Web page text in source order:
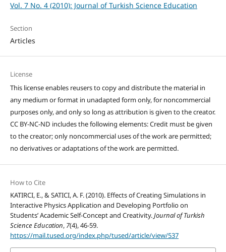
Vol. 7 No. 4 (2010): Journal of Turkish Science Education
Section
Articles
License
This license enables reusers to copy and distribute the material in
any medium or format in unadapted form only, for noncommercial
purposes only, and only so long as attribution is given to the creator.
CC BY-NC-ND includes the following elements: Credit must be given
to the creator; only noncommercial uses of the work are permitted;
no derivatives or adaptations of the work are permitted.
How to Cite
KATIRCI, E., & SATICI, A. F. (2010). Effects of Creating Simulations in
Interactive Physics Application and Developing Portfolio on
Students’ Academic Self-Concept and Creativity.Journal of Turkish
Science Education, 7(4), 46-59.
https://mail.tused.org/index.php/tused/article/view/537